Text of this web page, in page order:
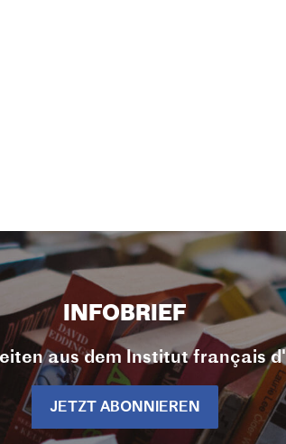
INFOBRIEF
aus dem Institut français
JETZT ABONNIEREN